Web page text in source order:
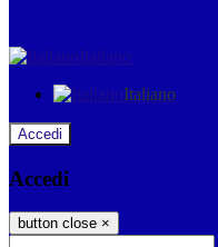
Italiano
Italiano
Accedi
Accedi
button close ×